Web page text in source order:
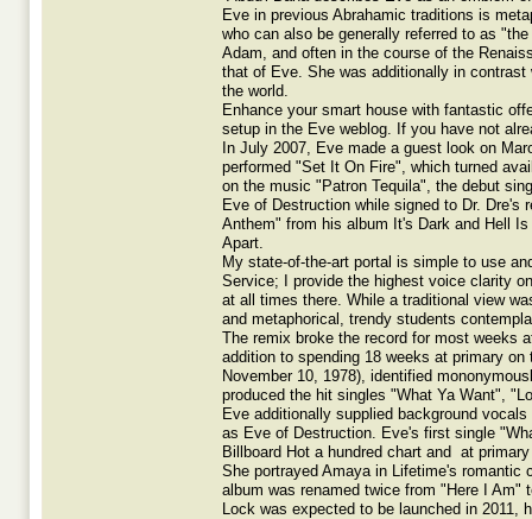
Eve in previous Abrahamic traditions is
who can also be generally referred to as
Adam, and often in the course of the
that of Eve. She was additionally in contrast
the world.
Enhance your smart house with fantastic
setup in the Eve weblog. If you have not
In July 2007, Eve made a guest look on
performed "Set It On Fire", which turned
on the music "Patron Tequila", the debut
Eve of Destruction while signed to Dr. Dre's
Anthem" from his album It's Dark and Hell
Apart.
My state-of-the-art portal is simple to use
Service; I provide the highest voice clarity
at all times there. While a traditional view
and metaphorical, trendy students
The remix broke the record for most weeks
addition to spending 18 weeks at primary
November 10, 1978), identified
produced the hit singles "What Ya Want",
Eve additionally supplied background
as Eve of Destruction. Eve's first single
Billboard Hot a hundred chart and at
She portrayed Amaya in Lifetime's
album was renamed twice from "Here I
Lock was expected to be launched in 2011,